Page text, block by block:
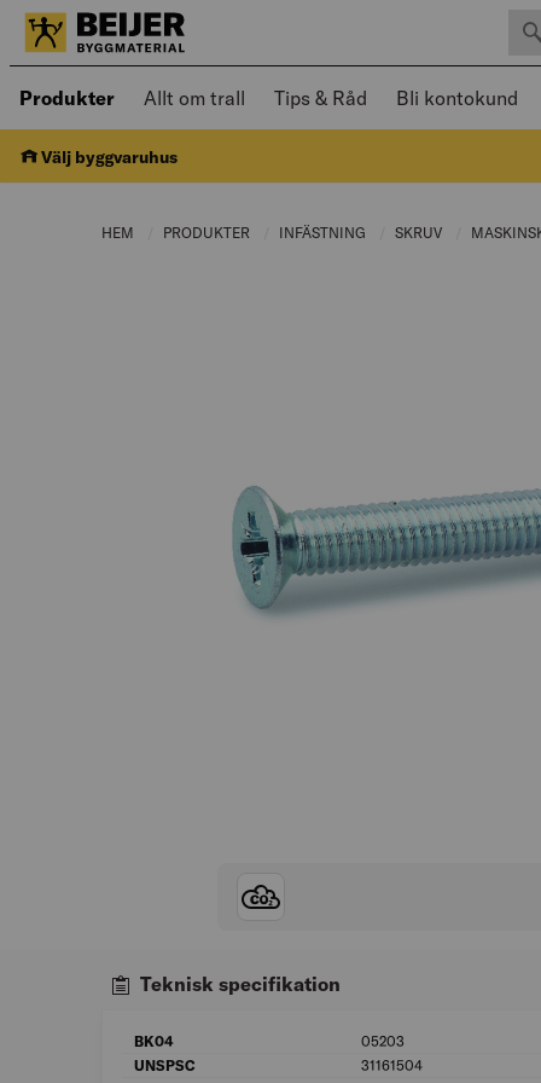
Produkter Öppnad meny kan navigeras med
Allt om trall Tips & Råd Bli kontokund
Välj byggvaruhus
HEM PRODUKTER CURRENT PAGE:
INFÄSTNING CURRENT PAGE:
SKRUV CURRENT
Teknisk specifikation
BK04 05203
UNSPSC
31161504